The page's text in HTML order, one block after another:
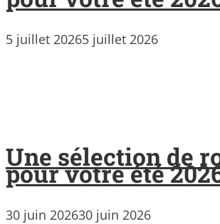
5 juillet 20265 juillet 2026
Une sélection de
pour votre été
30 juin 202630 juin 2026